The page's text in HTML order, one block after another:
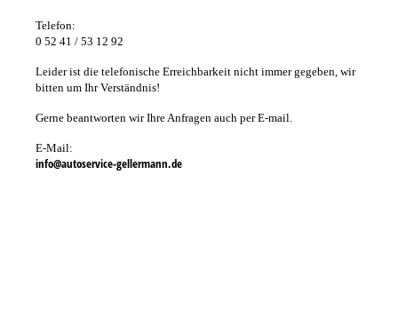
Telefon:
0 52 41 / 53 12 92
Leider ist die telefonische Erreichbarkeit nicht immer gegeben, wir
bitten um Ihr Verständnis!
Gerne beantworten wir Ihre Anfragen auch per E-mail.
E-Mail:
info@autoservice-gellermann.de